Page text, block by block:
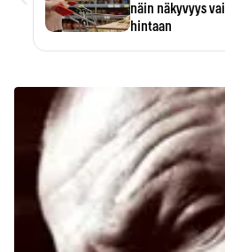
näin näkyvyys
hintaan